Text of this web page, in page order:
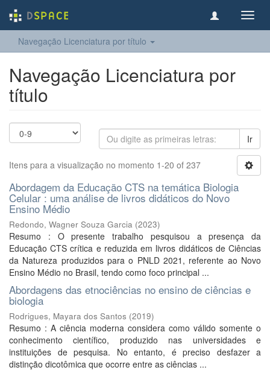
Navegação Licenciatura por título
Navegação Licenciatura por
título
Ir
Itens para a visualização no momento 1-20 of 237
Abordagem da Educação CTS na temática Biologia
Celular : uma análise de livros didáticos do Novo
Ensino Médio
Redondo, Wagner Souza Garcia (2023)
Resumo : O presente trabalho pesquisou a presença da
Educação CTS crítica e reduzida em livros didáticos de Ciências
da Natureza produzidos para o PNLD 2021, referente ao Novo
Ensino Médio no Brasil, tendo como foco principal ...
Abordagens das etnociências no ensino de ciências e
biologia
Rodrigues, Mayara dos Santos (2019)
Resumo : A ciência moderna considera como válido somente o
conhecimento científico, produzido nas universidades e
instituições de pesquisa. No entanto, é preciso desfazer a
distinção dicotômica que ocorre entre as ciências ...